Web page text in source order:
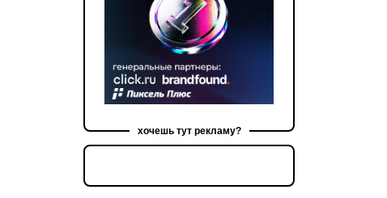
хочешь тут рекламу?